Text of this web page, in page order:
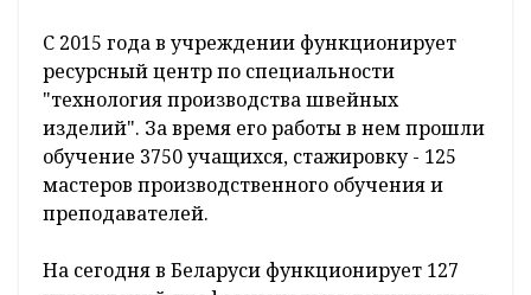
С 2015 года в учреждении функционирует
ресурсный центр по специальности
"технология производства швейных
изделий". За время его работы в нем прошли
обучение 3750 учащихся, стажировку - 125
мастеров производственного обучения и
преподавателей.
На сегодня в Беларуси функционирует 127